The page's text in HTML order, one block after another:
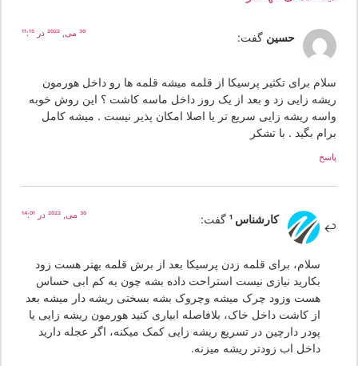
حسین گفت:
برای تکثیر پرسیکا از قلمه میشه قلمه ها رو داخل هورمون
زایی زد و بعد از یک روز داخل ماسه کاشت ؟ این روش خوبه
ریشه زایی سریع تر یا اصلا امکان پذیر نیست . میشه کامل
بگید . با تشکر
کارشناس 1 گفت:
سلام، برای قلمه زدن پرسیکا بعد از برش قلمه بهتر هست زود
بکارید نیازی نیست استراحت داده بشه چون به کم ابی حساس
هست وزود چرک میشه وچروک بشه بسختی ریشه دار میشه بعد
از کاشت داخل خاک، بلافاصله ابیاری کنید هورمون ریشه زایی یا
پودر دارچین در تسریع ریشه زایی کمک میکنه، اگر عجله دارید
داخل اب زودتر ریشه میزنه.